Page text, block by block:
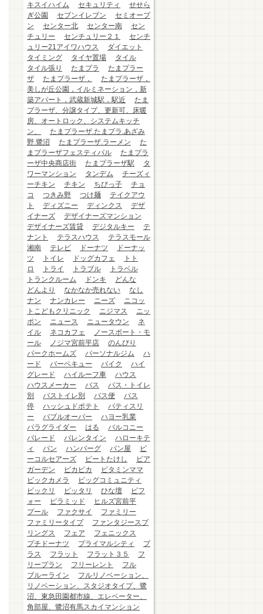
キスイハイム
セキュリティ
せせら
ぎ公園
セブンイレブン
セミオープ
ン
センター北 センター南
セン
チュリー
センチュリー２１
センチ
ュリー21アイワハウス
ダイエット
タイミング
タイヤ置場
タイル
タイル張り
たまプラ
たまプラー
ザ
たまプラーザ，
たまプラーザ，
美しが丘公園，イルミネーション，新
築アパート，武蔵新城駅，駅近
たま
プラーザ、分譲タイプ、更新可、床暖
房、オートロック、システムキッチ
ン、
たまプラーザ.たまプラ.あざみ
野.鷺沼
たまプラーザ.ラーメン
た
まプラーザフェスティバル
たまプラ
ーザ中央商店街
たまプラーザ駅
タ
ワーマンション
タンデム
チーズィ
ーチキン
チキン ちびっ子
チョ
コ
つきみ野 つけ麺
テイクアウ
ト
ディズニー ディンクス
デザ
イナーズ
デザイナーズマンション
デザイナーズ賃貸
デジタルキー
テ
ナント
テラスハウス
テラスモール
湘南
テレビ ドーナツ
ドーナッ
ツ
トイレ ドッグカフェ
トト
ロ
トライ トラブル
トラベル
トランクルーム
ドンキ
どんな
どんより
なかなか売れない
なし
ナン
ナンカレー ニーズ
ニコッ
トこどもクリニック
ニジマス
ニッ
ポン
ニュース ニュータウン
ネ
イル
ネコカフェ
ノースポート・モ
ール
ノジマ宮前平店
のんびり
パークホームズ
パーソナルジム
ハ
ード
バーベキュー バイク
ハイ
グレード
ハイルーフ車
ハウス
ハウスメーカー
バス
バス・トイレ
別
バストイレ別 バス便
バス
停
ハッシュドポテト
パティスリ
ー
バブルオーバー
ハヨー乳業
パラグライダー
はる
バルコニー
パレード
バレンタイン
ハローキテ
ィ
パン ハンバーグ パン屋
ビ
ーコルセアーズ
ビートたけし
ビア
ガーデン
ピカピカ
ビタミンママ
ビックカメラ
ビッグコミュニティ
ビックリ
ピッタリ ひな壇
ビフ
ォー
ピラミッド
ヒルズ宮前平
プール
ファクサイ
ファミリー
ファミリータイプ
ファンタジースプ
リングス
フェア
フェニックス
プチドーナツ
プライマルシティ
プ
ラス
フラット フラット３５
フ
リープラン
フリーレント
フル
ブルーライン
フルリノベーション、
リノベーション、スタジオタイプ、鷺
沼、東急田園都市線、エレベーター、
角部屋、鷺沼有馬スカイマンション